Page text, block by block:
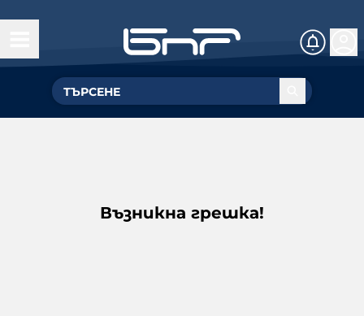
Възникна грешка!